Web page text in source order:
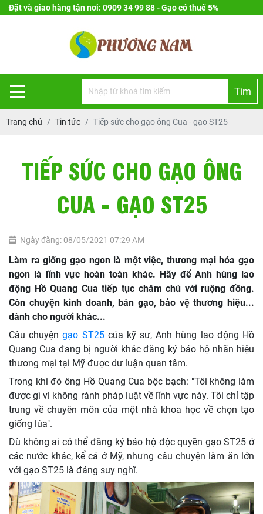
Đặt và giao hàng tận nơi: 0909 34 99 88 - Gạo có thuế 5%
Tìm
Trang chủ Tin tức Tiếp sức cho gạo ông Cua - gạo ST25
TIẾP SỨC CHO GẠO ÔNG
CUA - GẠO ST25
Ngày đăng: 08/05/2021 07:29 AM
Làm ra giống gạo ngon là một việc, thương mại hóa gạo
ngon là lĩnh vực hoàn toàn khác. Hãy để Anh hùng lao
động Hồ Quang Cua tiếp tục chăm chú với ruộng đồng.
Còn chuyện kinh doanh, bán gạo, bảo vệ thương hiệu...
dành cho người khác...
Câu chuyệngạo ST25của kỹ sư, Anh hùng lao động Hồ
Quang Cua đang bị người khác đăng ký bảo hộ nhãn hiệu
thương mại tại Mỹ được dư luận quan tâm.
Trong khi đó ông Hồ Quang Cua bộc bạch: "Tôi không làm
được gì vì không rành pháp luật về lĩnh vực này. Tôi chỉ tập
trung về chuyên môn của một nhà khoa học về chọn tạo
giống lúa".
Dù không ai có thể đăng ký bảo hộ độc quyền gạo ST25 ở
các nước khác, kể cả ở Mỹ, nhưng câu chuyện làm ăn lớn
với gạo ST25 là đáng suy nghĩ.